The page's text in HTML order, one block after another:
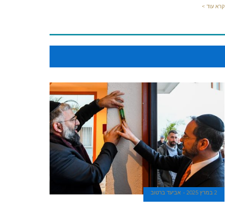
קרא עוד >
2 במרץ 2025 אביעד ברטוב